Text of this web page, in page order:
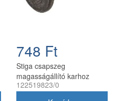
748 Ft
Stiga csapszeg
magasságállító karhoz
122519823/0
122519823/0